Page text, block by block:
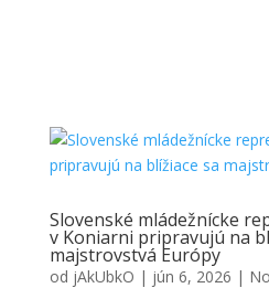
Slovenské mládežnícke
v Koniarni pripravujú na
majstrovstvá Európy
od jAkUbkO | jún 6, 2026 |